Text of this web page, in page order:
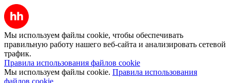
Мы используем файлы cookie, чтобы обеспечивать
правильную работу нашего веб-сайта и анализировать сетевой
трафик.
Правила использования файлов cookie
Мы используем файлы cookie. Правила использования
файлов cookie